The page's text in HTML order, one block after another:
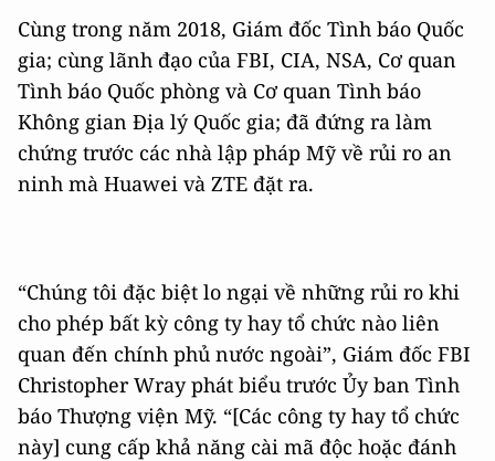
Cùng trong năm 2018, Giám đốc Tình báo Quốc
gia; cùng lãnh đạo của FBI, CIA, NSA, Cơ quan
Tình báo Quốc phòng và Cơ quan Tình báo
Không gian Địa lý Quốc gia; đã đứng ra làm
chứng trước các nhà lập pháp Mỹ về rủi ro an
ninh mà Huawei và ZTE đặt ra.
“Chúng tôi đặc biệt lo ngại về những rủi ro khi
cho phép bất kỳ công ty hay tổ chức nào liên
quan đến chính phủ nước ngoài”, Giám đốc FBI
Christopher Wray phát biểu trước Ủy ban Tình
báo Thượng viện Mỹ. “[Các công ty hay tổ chức
này] cung cấp khả năng cài mã độc hoặc đánh